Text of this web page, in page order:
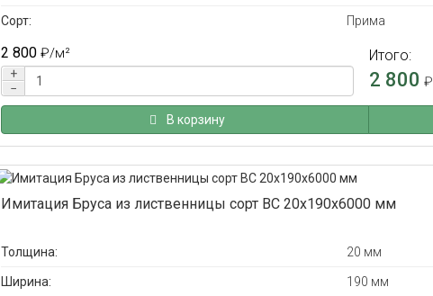
Сорт: Прима
2 800 ₽/м²
+
−
Итого:
2 800 ₽
В корзину
Имитация Бруса из лиственницы сорт ВС 20x190x6000 мм
Толщина: 20 мм
Ширина: 190 мм